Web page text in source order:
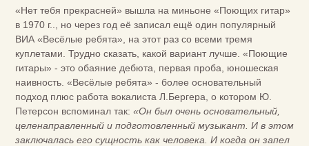
«Нет тебя прекрасней» вышла на миньоне «Поющих гитар»
в 1970 г.., но через год её записал ещё один популярный
ВИА «Весёлые ребята», на этот раз со всеми тремя
куплетами. Трудно сказать, какой вариант лучше. «Поющие
гитары» - это обаяние дебюта, первая проба, юношеская
наивность. «Весёлые ребята» - более основательный
подход плюс работа вокалиста Л.Бергера, о котором Ю.
Петерсон вспоминал так: «Он был очень основательный,
целенаправленный и подготовленный музыкант. И в этом
заключалась его сущность как человека. И когда он запел